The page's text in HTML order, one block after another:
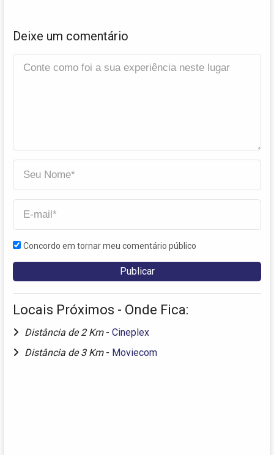
Deixe um comentário
Concordo em tornar meu comentário público
Locais Próximos - Onde Fica:
Distância de 2 Km - Cineplex
Distância de 3 Km - Moviecom